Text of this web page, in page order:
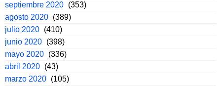
septiembre 2020 (353)
agosto 2020 (389)
julio 2020 (410)
junio 2020 (398)
mayo 2020 (336)
abril 2020 (43)
marzo 2020 (105)